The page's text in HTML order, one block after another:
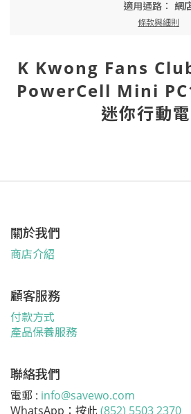
適用通路： 網
條款與細則
K Kwong Fans
PowerCell Mini
迷你行動
關於我們
商店介紹
顧客服務
付款方式
產品保養服務
聯絡我們
電郵 : info@savewo.com
WhatsApp：按此 (852) 5503 2370